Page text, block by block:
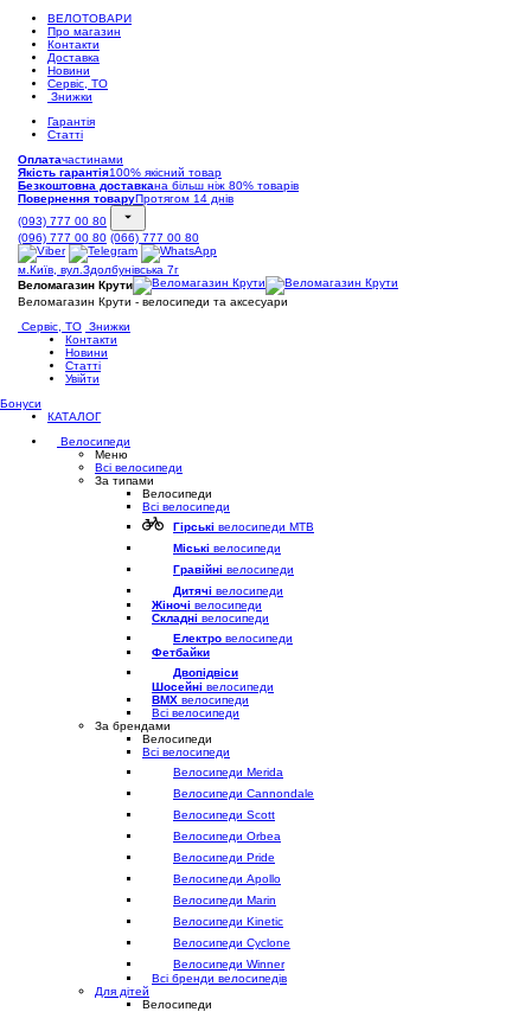
ВЕЛОТОВАРИ
Про магазин
Контакти
Доставка
Новини
Сервіс, ТО
Знижки
Гарантія
Статті
Оплатачастинами
Якість гарантія100% якісний товар
Безкоштовна доставкана більш ніж 80% товарів
Повернення товаруПротягом 14 днів
(093) 777 00 80
(096) 777 00 80 (066) 777 00 80
м.Київ, вул.Здолбунівська 7г
Веломагазин Крути
Веломагазин Крути - велосипеди та аксесуари
Сервіс, ТО Знижки
Контакти
Новини
Статті
Увійти
Бонуси
КАТАЛОГ
Велосипеди
Меню
Всі велосипеди
За типами
Велосипеди
Всі велосипеди
Гірські велосипеди MTB
Міські велосипеди
Гравійні велосипеди
Дитячі велосипеди
Жіночі велосипеди
Складні велосипеди
Електро велосипеди
Фетбайки
Двопідвіси
Шосейні велосипеди
BMX велосипеди
Всі велосипеди
За брендами
Велосипеди
Всі велосипеди
Велосипеди Merida
Велосипеди Cannondale
Велосипеди Scott
Велосипеди Orbea
Велосипеди Pride
Велосипеди Apollo
Велосипеди Marin
Велосипеди Kinetic
Велосипеди Cyclone
Велосипеди Winner
Всі бренди велосипедів
Для дітей
Велосипеди